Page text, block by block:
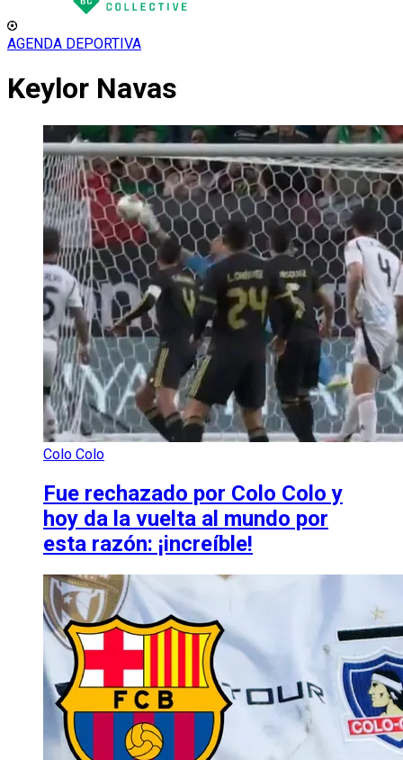
AGENDA DEPORTIVA
Keylor Navas
Colo Colo
Fue rechazado por Colo Colo y
hoy da la vuelta al mundo por
esta razón: ¡increíble!